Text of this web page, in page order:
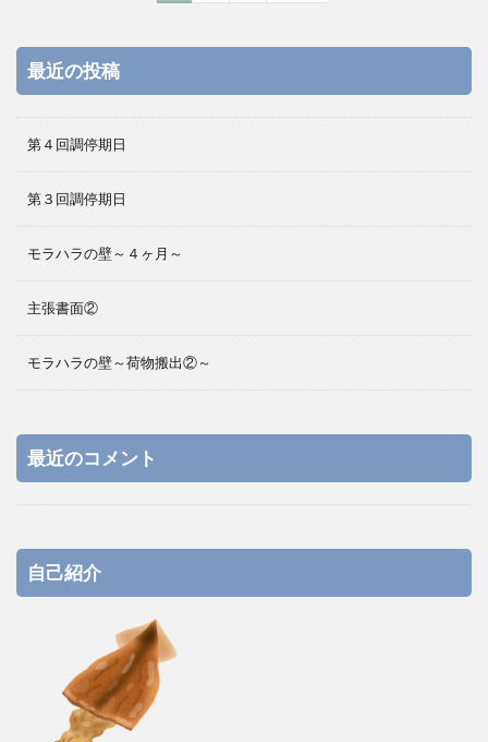
最近の投稿
第４回調停期日
第３回調停期日
モラハラの壁～４ヶ月～
主張書面②
モラハラの壁～荷物搬出②～
最近のコメント
自己紹介